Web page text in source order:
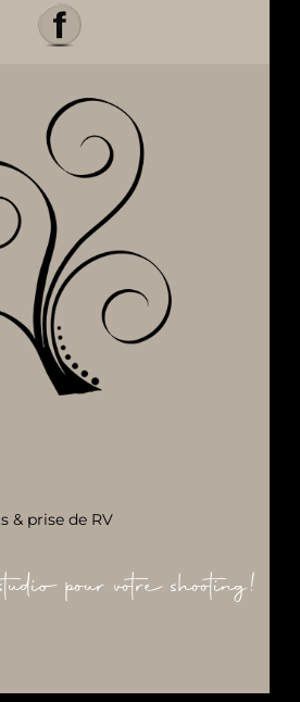
& prise de RV
pour votre shooting!